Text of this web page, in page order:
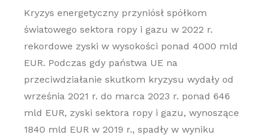
Kryzys energetyczny przyniósł spółkom
światowego sektora ropy i gazu w 2022 r.
rekordowe zyski w wysokości ponad 4000 mld
EUR. Podczas gdy państwa UE na
przeciwdziałanie skutkom kryzysu wydały od
września 2021 r. do marca 2023 r. ponad 646
mld EUR, zyski sektora ropy i gazu, wynoszące
1840 mld EUR w 2019 r., spadły w wyniku